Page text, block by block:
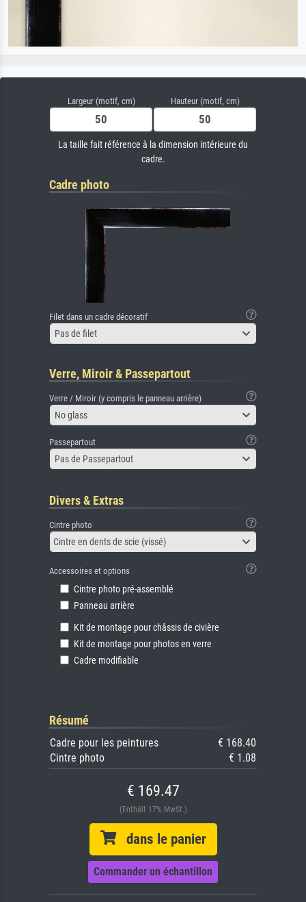
Largeur (motif, cm) Hauteur (motif, cm)
La taille fait référence à la dimension intérieure du
cadre.
Cadre photo
Filet dans un cadre décoratif
Pas de filet
Verre, Miroir & Passepartout
Verre / Miroir (y compris le panneau arrière)
No glass
Passepartout
Pas de Passepartout
Divers & Extras
Cintre photo
Cintre en dents de scie (vissé)
Accessoires et options
Cintre photo pré-assemblé
Panneau arrière
Kit de montage pour châssis de civière
Kit de montage pour photos en verre
Cadre modifiable
Résumé
Cadre pour les peintures
€ 168.40
Cintre photo
€ 1.08
€ 169.47
(Enthält 17% MwSt.)
dans le panier
Commander un échantillon